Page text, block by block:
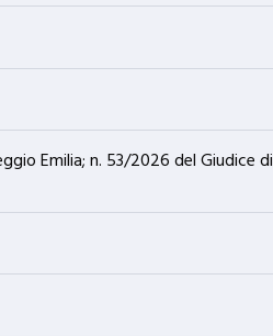
Emilia; n. 53/2026 del Giudice di